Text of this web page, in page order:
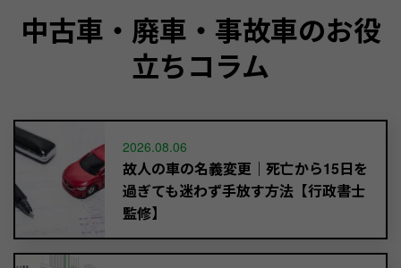
中古車・廃車・事故車のお役
立ちコラム
2026.08.06
故人の車の名義変更｜死亡から15日を
過ぎても迷わず手放す方法【行政書士
監修】